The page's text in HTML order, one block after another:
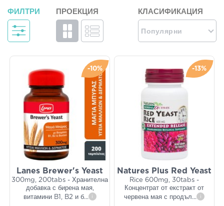
ФИЛТРИ ПРОЕКЦИЯ КЛАСИФИКАЦИЯ
Популярни
-10%
Lanes Brewer's Yeast
300mg, 200tabs - Хранителна
добавка с бирена мая,
витамини B1, B2 и б... i
-13%
Natures Plus Red Yeast
Rice 600mg, 30tabs -
Концентрат от екстракт от
червена мая с продъл... i